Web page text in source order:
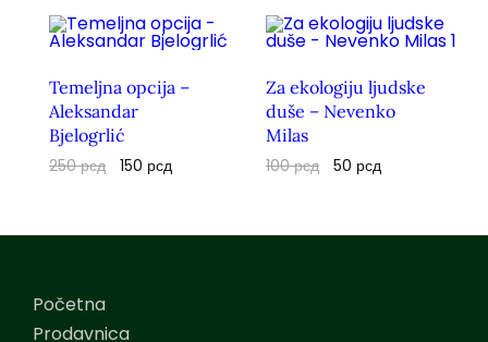
Temeljna opcija –
Aleksandar
Bjelogrlić
250рсд 150 рсд
Za ekologiju ljudske
duše – Nevenko
Milas
100рсд 50 рсд
Početna
Prodavnica